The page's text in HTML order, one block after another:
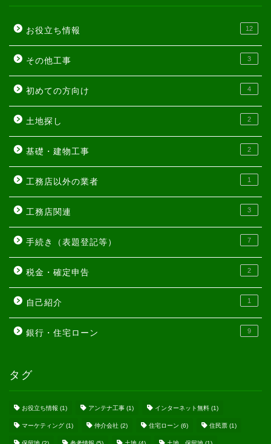
お役立ち情報 12
その他工事 3
初めての方向け 4
土地探し 2
基礎・建物工事 2
工務店以外の業者 1
工務店関連 3
手続き（表題登記等） 7
税金・確定申告 2
自己紹介 1
銀行・住宅ローン 9
タグ
お役立ち情報 (1) アンテナ工事 (1) インターネット無料 (1)
マーケティング (1) 仲介会社 (2) 住宅ローン (6) 住民票 (1)